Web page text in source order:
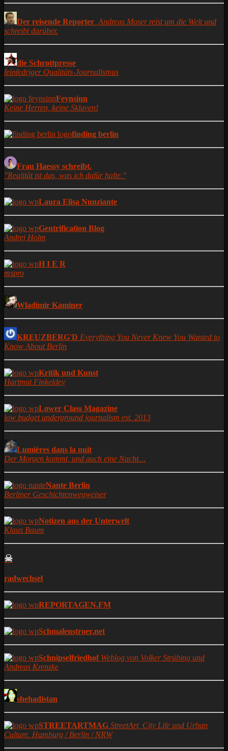
Der reisende Reporter Andreas Moser reist um die Welt und
schreibt darüber.
die Schrottpresse
feinfedriger Qualitäts-Journalismus
Feynsinn
Keine Herren, keine Sklaven!
finding berlin
Frau Haessy schreibt.
"Realität ist das, was ich dafür halte."
Laura Elisa Nunziante
Gentrification Blog
Andrej Holm
H I E R
mspro
Wladimir Kaminer
KREUZBERG'D Everything You Never Knew You Wanted to
Know About Berlin
Kritik und Kunst
Hartmut Finkeldey
Lower Class Magazine
low budget underground journalism est. 2013
Lumières dans la nuit
Der Morgen kommt, und auch eine Nacht…
Nante Berlin
Berliner Geschichtenwegweiser
Notizen aus der Unterwelt
Klaus Baum
☠
radwechsel
REPORTAGEN.FM
Schmalenstroer.net
Schnipselfriedhof Weblog von Volker Strübing und
Andreas Krenzke
shehadistan
STREETARTMAG StreetArt, City Life und Urban
Culture. Hamburg / Berlin / NRW